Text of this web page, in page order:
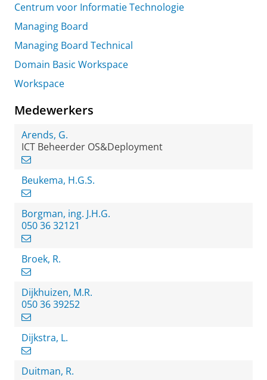
Centrum voor Informatie Technologie
Managing Board
Managing Board Technical
Domain Basic Workspace
Workspace
Medewerkers
Arends, G.
ICT Beheerder OS&Deployment
Beukema, H.G.S.
Borgman, ing. J.H.G.
050 36 32121
Broek, R.
Dijkhuizen, M.R.
050 36 39252
Dijkstra, L.
Duitman, R.